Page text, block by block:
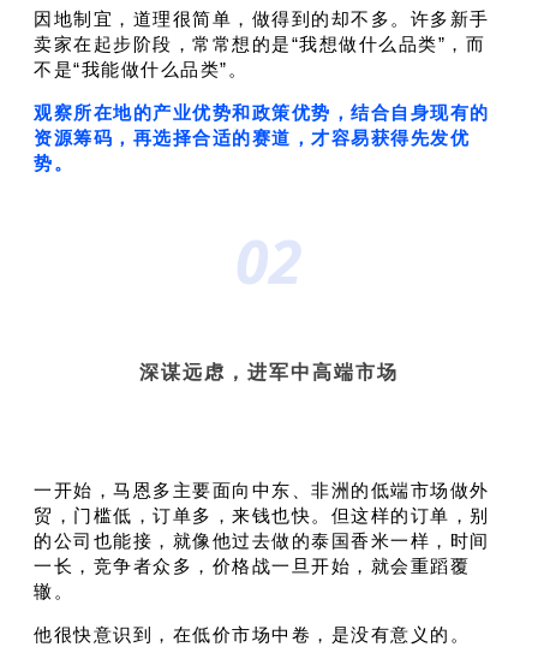
因地制宜，道理很简单，做得到的却不多。许多新手
卖家在起步阶段，常常想的是“我想做什么品类”，而
不是“我能做什么品类”。
观察所在地的产业优势和政策优势，结合自身现有的
资源筹码，再选择合适的赛道，才容易获得先发优
势。
02
深谋远虑，进军中高端市场
一开始，马恩多主要面向中东、非洲的低端市场做外
贸，门槛低，订单多，来钱也快。 但这样的订单，别
的公司也能接，就像他过去做的泰国香米一样，时间
一长，竞争者众多，价格战一旦开始，就会重蹈覆
辙。
他很快意识到，在低价市场中卷，是没有意义的。